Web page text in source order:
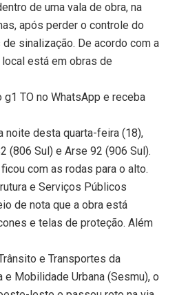
de uma vala de obra, na
após perder o controle do
sinalização. De acordo com a
está em obras de
TO no WhatsApp e receba
noite desta quarta-feira (18),
(806 Sul) e Arse 92 (906 Sul).
com as rodas para o alto.
e Serviços Públicos
de nota que a obra está
e telas de proteção. Além
e Transportes da
e Mobilidade Urbana (Sesmu), o